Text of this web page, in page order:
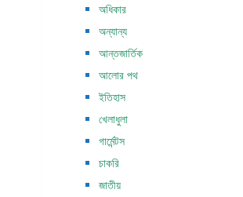
অধিকার
অন্যান্য
আন্তজার্তিক
আলোর পথ
ইতিহাস
খেলাধুলা
গার্মেন্টস
চাকরি
জাতীয়